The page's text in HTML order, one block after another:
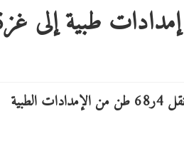
القلعة نيوز - أعلنت مدينة دبي الإنسانية نقل 4ر68 طن من الإمدادات الطبية